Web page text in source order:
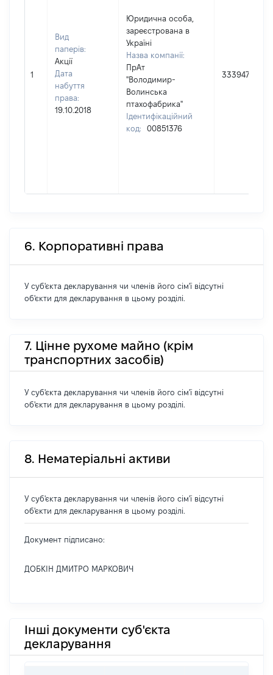
1
Вид
паперів:
Акції
Дата
набуття
права:
19.10.2018
Юридична особа,
зареєстрована в
Україні
Назва компанії:
ПрАт
"Володимир-
Волинська
птахофабрика"
Ідентифікаційний
код:
00851376
33394760
6. Корпоративні права
У суб'єкта декларування чи членів його сім'ї відсутні
об'єкти для декларування в цьому розділі.
7. Цінне рухоме майно (крім
транспортних засобів)
У суб'єкта декларування чи членів його сім'ї відсутні
об'єкти для декларування в цьому розділі.
8. Нематеріальні активи
У суб'єкта декларування чи членів його сім'ї відсутні
об'єкти для декларування в цьому розділі.
Документ підписано:
ДОБКІН ДМИТРО МАРКОВИЧ
Інші документи суб'єкта
декларування